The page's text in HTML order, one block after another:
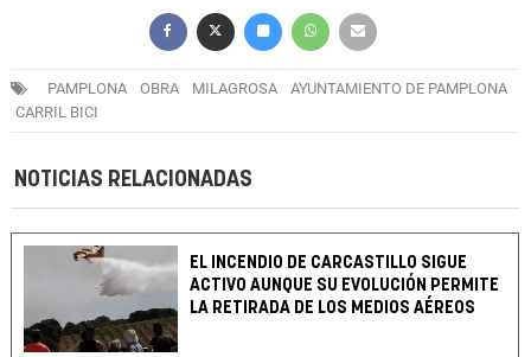
PAMPLONA OBRA MILAGROSA
AYUNTAMIENTO DE PAMPLONA
CARRIL BICI
NOTICIAS RELACIONADAS
EL INCENDIO DE CARCASTILLO SIGUE
ACTIVO AUNQUE SU EVOLUCIÓN PERMITE
LA RETIRADA DE LOS MEDIOS AÉREOS